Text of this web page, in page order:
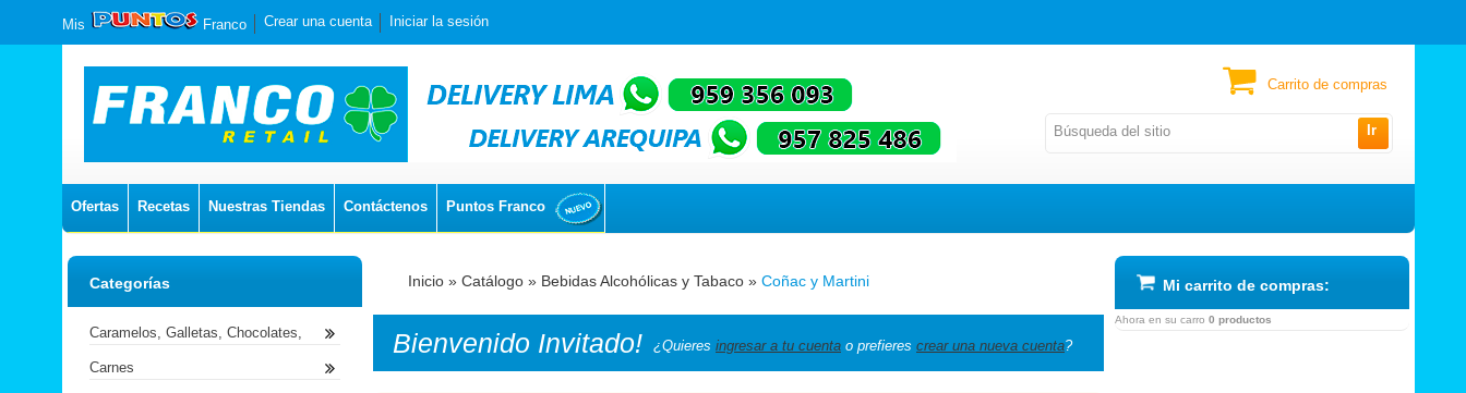
Ir
Mis Franco Crear una cuenta Iniciar la sesión
Ofertas Recetas Nuestras Tiendas Contáctenos Puntos Franco
Carrito de compras
Inicio » Catálogo » Bebidas Alcohólicas y Tabaco » Coñac y Martini
Bienvenido Invitado! ¿Quieres ingresar a tu cuenta o prefieres crear una nueva cuenta?
Categorías
Caramelos, Galletas, Chocolates,
Carnes
Mi carrito de compras:
Ahora en su carro 0 productos